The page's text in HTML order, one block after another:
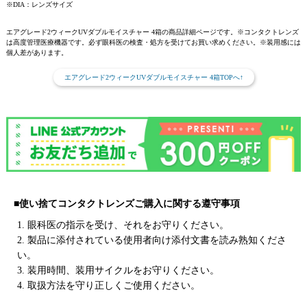
※DIA：レンズサイズ
エアグレード2ウィークUVダブルモイスチャー 4箱の商品詳細ページです。※コンタクトレンズ
は高度管理医療機器です。必ず眼科医の検査・処方を受けてお買い求めください。※装用感には
個人差があります。
エアグレード2ウィークUVダブルモイスチャー 4箱TOPへ↑
■使い捨てコンタクトレンズご購入に関する遵守事項
1. 眼科医の指示を受け、それをお守りください。
2. 製品に添付されている使用者向け添付文書を読み熟知くださ
い。
3. 装用時間、装用サイクルをお守りください。
4. 取扱方法を守り正しくご使用ください。